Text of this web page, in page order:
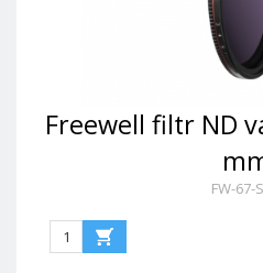
Freewell filtr ND
FW-67-